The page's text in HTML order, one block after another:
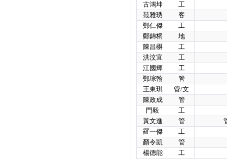
古鴻坤
工
范雅琇
客
鄭仁傑
工
鄭錦桐
地
陳昌楙
工
洪汶宜
工
江國輝
工
鄭琮翰
管
王東琪
管/文
陳政成
管
門毅
工
黃文進
管
羅一傑
工
顏令凱
管
楊德能
工